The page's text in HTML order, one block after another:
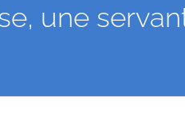
une